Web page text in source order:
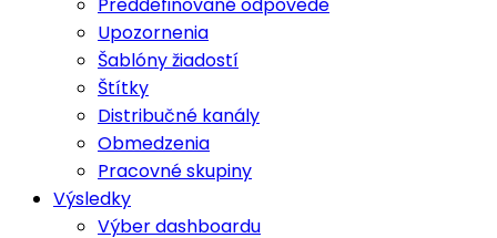
Upozornenia
Šablóny žiadostí
Štítky
Distribučné kanály
Obmedzenia
Pracovné skupiny
Výsledky
Výber dashboardu